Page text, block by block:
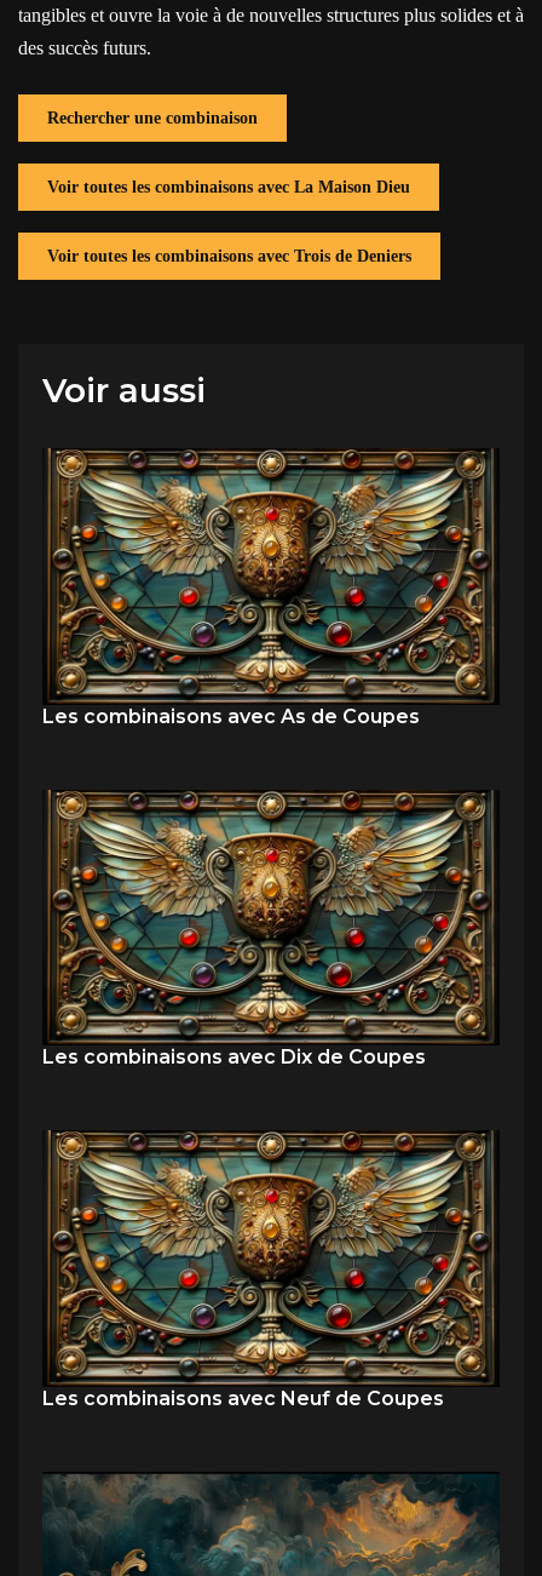
tangibles et ouvre la voie à de nouvelles structures plus solides et à
des succès futurs.
Rechercher une combinaison
Voir toutes les combinaisons avec La Maison Dieu
Voir toutes les combinaisons avec Trois de Deniers
Voir aussi
Les combinaisons avec As de Coupes
Les combinaisons avec Dix de Coupes
Les combinaisons avec Neuf de Coupes